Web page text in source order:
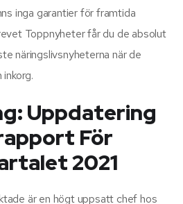
inga garantier för framtida
Toppnyheter får du de absolut
näringslivsnyheterna när de
Uppdatering
För
2021
är en högt uppsatt chef hos